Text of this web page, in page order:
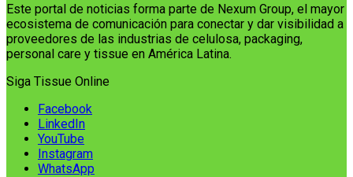
Este portal de noticias forma parte de Nexum Group, el mayor
ecosistema de comunicación para conectar y dar visibilidad a
proveedores de las industrias de celulosa, packaging,
personal care y tissue en América Latina.
Siga Tissue Online
Facebook
LinkedIn
YouTube
Instagram
WhatsApp